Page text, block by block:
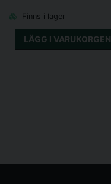
Finns i lager
LÄGG I VARUKORGEN